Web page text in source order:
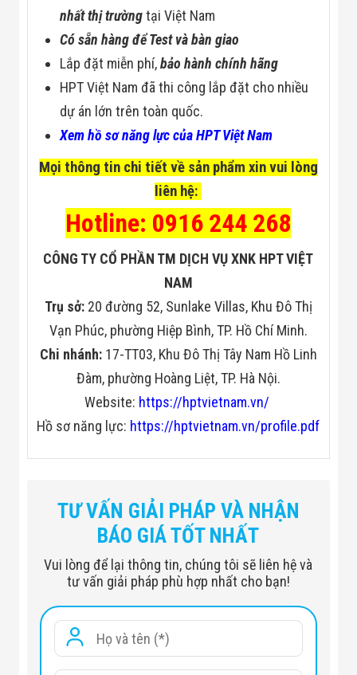
nhất thị trườngtại Việt Nam
Có sẵn hàng để Test và bàn giao
Lắp đặt miễn phí,bảo hành chính hãng
HPT Việt Nam đã thi công lắp đặt cho nhiều
dự án lớn trên toàn quốc.
Xem hồ sơ năng lực của HPT Việt Nam
Mọi thông tin chi tiết về sản phẩm xin vui lòng
liên hệ:
Hotline: 0916 244 268
CÔNG TY CỔ PHẦN TM DỊCH VỤ XNK HPT VIỆT
NAM
Trụ sở: 20 đường 52, Sunlake Villas, Khu Đô Thị
Vạn Phúc, phường Hiệp Bình, TP. Hồ Chí Minh.
Chi nhánh:17-TT03, Khu Đô Thị Tây Nam Hồ Linh
Đàm, phường Hoàng Liệt, TP. Hà Nội.
Website: https://hptvietnam.vn/
Hồ sơ năng lực: https://hptvietnam.vn/profile.pdf
Cuộn dò (Search
6" x 11" DD Multi-Flex Viper –
nhẹ, độ sâu tốt, tách mục tiêu
xuất sắc
Tần số hoạt động
5, 10, 15, 20 kHz hoặc đa tần
đồng thời (Multi-Flex, Multi-
Salt)
Chế độ dò
6 chế độ + Pinpoint: Zero,
Coins, US Coins, Jewelry,
TƯ VẤN GIẢI PHÁP VÀ NHẬN
BÁO GIÁ TỐT NHẤT
Vui lòng để lại thông tin, chúng tôi sẽ liên hệ và
tư vấn giải pháp phù hợp nhất cho bạn!